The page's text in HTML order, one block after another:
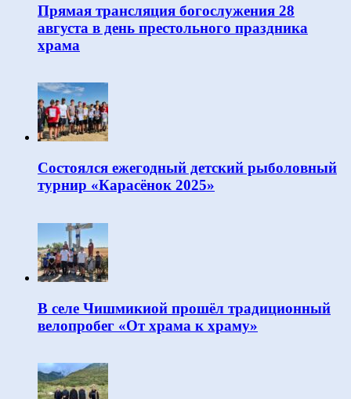
Прямая трансляция богослужения 28
августа в день престольного праздника
храма
Состоялся ежегодный детский рыболовный
турнир «Карасёнок 2025»
В селе Чишмикиой прошёл традиционный
велопробег «От храма к храму»